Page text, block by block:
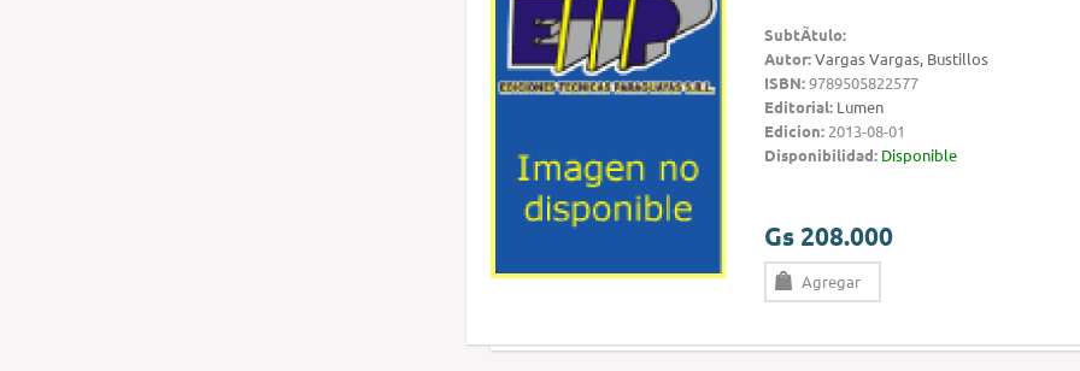
SubtÃ­tulo:
Autor:Vargas Vargas, Bustillos
ISBN:9789505822577
Editorial: Lumen
Edicion: 2013-08-01
Disponibilidad: Disponible
Gs 208.000
Agregar